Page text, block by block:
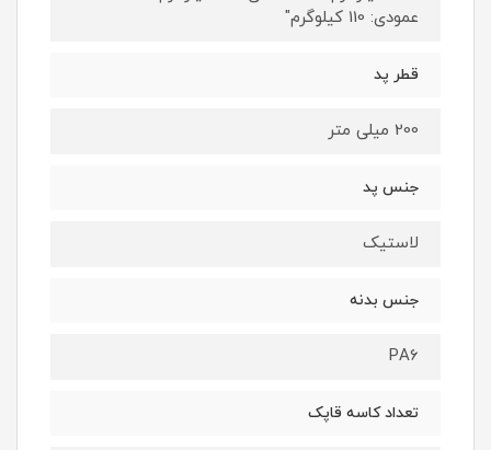
عمودی: 110 کیلوگرم"
قطر پد
200 میلی متر
جنس پد
لاستیک
جنس بدنه
PA6
تعداد کاسه قاپک